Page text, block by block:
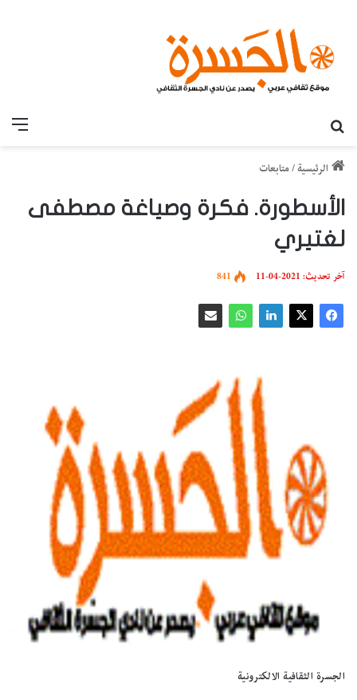
الرئيسية /متابعات
الأسطورة. فكرة وصياغة مصطفى
لغتيري
آخر تحديث: 2021-04-11 841
الجسرة الثقافية الالكترونية